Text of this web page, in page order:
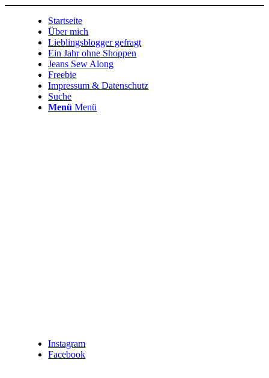
Startseite
Über mich
Lieblingsblogger gefragt
Ein Jahr ohne Shoppen
Jeans Sew Along
Freebie
Impressum & Datenschutz
Suche
Menü Menü
Instagram
Facebook